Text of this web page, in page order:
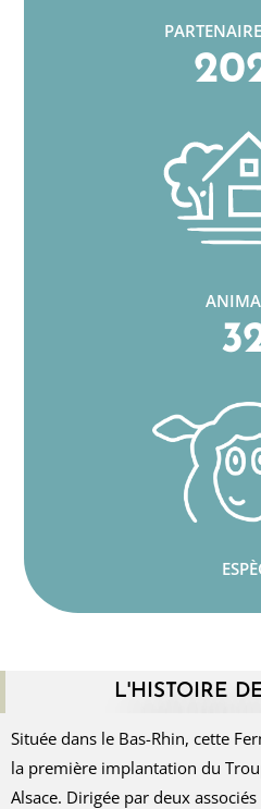
L'HISTOIRE
Située dans le Bas-Rhin, cette
la première implantation du
Alsace. Dirigée par deux